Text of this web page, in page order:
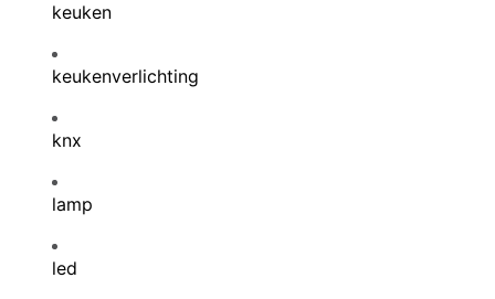
keuken
keukenverlichting
knx
lamp
led